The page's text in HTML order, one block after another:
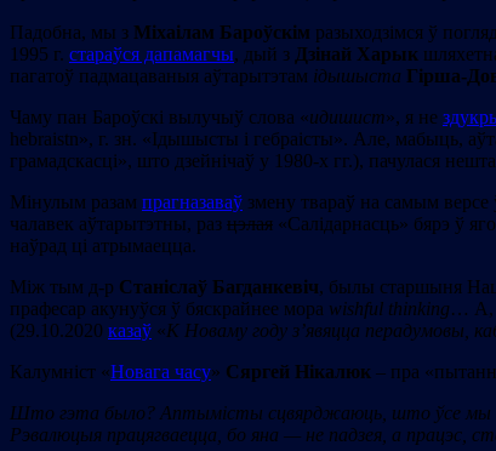
Падобна, мы з Міхаілам Бароўскім разыходзімся ў
1995 г. стараўся дапамагчы, дый з Дзінай Харык
пагатоў падмацаваныя аўтарытэтам ідышыста Гірша-
Чаму пан Бароўскі вылучыў слова «идишист», я не
hebraistn», г. зн. «Ідышысты і гебраісты». Але, мабыць,
грамадскасці», што дзейнічаў у 1980-х гг.), пачулася
Мінулым разам прагназаваў змену твараў на самым
чалавек аўтарытэтны, раз цэлая «Салідарнасць» бярэ ў
наўрад ці атрымаецца.
Між тым д-р Станіслаў Багданкевіч, былы старшыня
прафесар акунуўся ў бяскрайнее мора wishful thinking… А,
(29.10.2020 казаў «К Новаму году з’явяцца перадумовы,
Калумніст «Новага часу» Сяргей Нікалюк – пра
Што гэта было? Аптымісты сцвярджаюць, што ўсе мы
Рэвалюцыя працягваецца, бо яна — не падзея, а працэс,